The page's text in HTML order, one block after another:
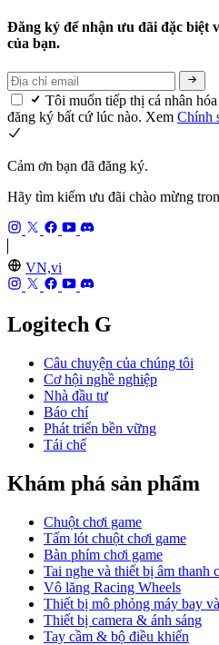
Đăng ký để nhận ưu đãi đặc biệt
của bạn.
Tôi muốn tiếp thị cá nhân
đăng ký bất cứ lúc nào. Xem Chính
Cảm ơn bạn đã đăng ký.
Hãy tìm kiếm ưu đãi chào mừng
VN,vi
Logitech G
Câu chuyện của chúng tôi
Cơ hội nghề nghiệp
Nhà đầu tư
Báo chí
Phát triển bền vững
Tái chế
Khám phá sản phẩm
Chuột chơi game
Tấm lót chuột chơi game
Bàn phím chơi game
Tai nghe và thiết bị âm thanh
Vô lăng Racing Wheels
Thiết bị mô phỏng máy bay
Thiết bị camera & ánh sáng
Tay cầm & bộ điều khiển